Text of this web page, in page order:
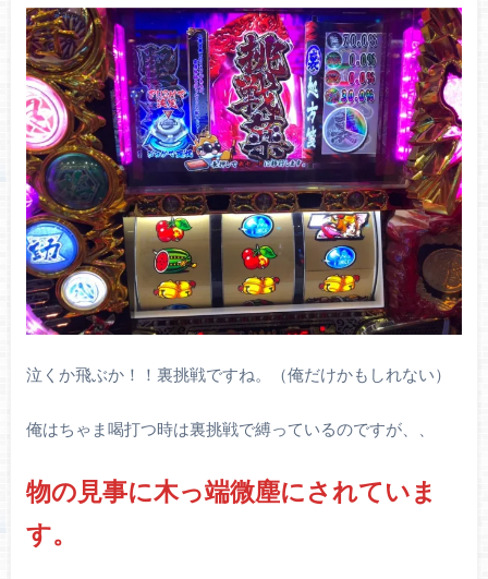
泣くか飛ぶか！！裏挑戦ですね。（俺だけかもしれない）
俺はちゃま喝打つ時は裏挑戦で縛っているのですが、、
物の見事に木っ端微塵にされていま
す。